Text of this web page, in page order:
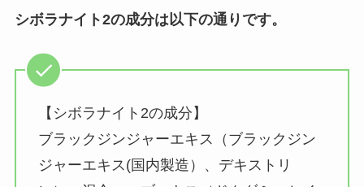
シボラナイト2の成分は以下の通りです。
【シボラナイト2の成分】
ブラックジンジャーエキス（ブラックジン
ジャーエキス(国内製造）、デキストリ